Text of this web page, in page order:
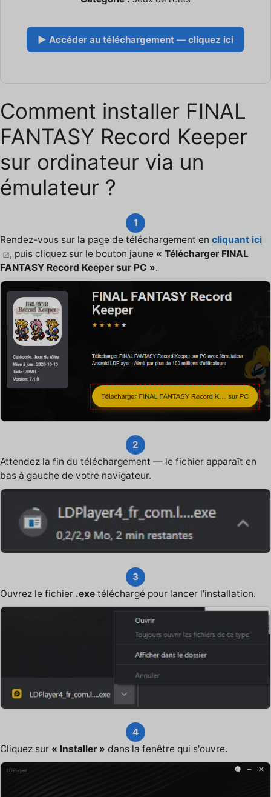
▶ Accéder au téléchargement — cliquez ici
Comment installer FINAL
FANTASY Record Keeper
sur ordinateur via un
émulateur ?
1
Rendez-vous sur la page de téléchargement en cliquant ici
, puis cliquez sur le bouton jaune « Télécharger FINAL
FANTASY Record Keeper sur PC ».
2
Attendez la fin du téléchargement — le fichier apparaît en
bas à gauche de votre navigateur.
3
Ouvrez le fichier .exe téléchargé pour lancer l'installation.
4
Cliquez sur « Installer » dans la fenêtre qui s'ouvre.